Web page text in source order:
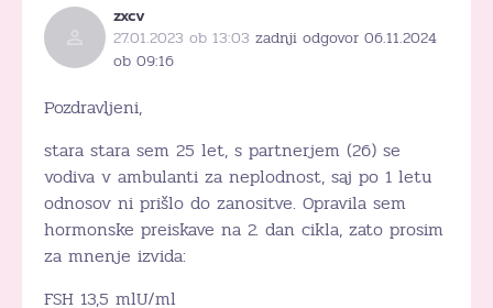
zxcv
27.01.2023 ob 13:03 zadnji odgovor 06.11.2024
ob 09:16
Pozdravljeni,
stara stara sem 25 let, s partnerjem (26) se
vodiva v ambulanti za neplodnost, saj po 1 letu
odnosov ni prišlo do zanositve. Opravila sem
hormonske preiskave na 2. dan cikla, zato prosim
za mnenje izvida:
FSH 13,5 mlU/ml